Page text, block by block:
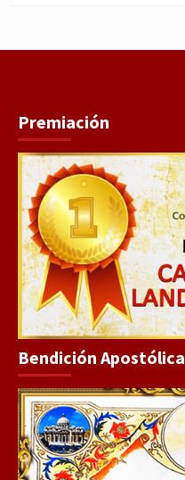
Premiación
Bendición Apostólica